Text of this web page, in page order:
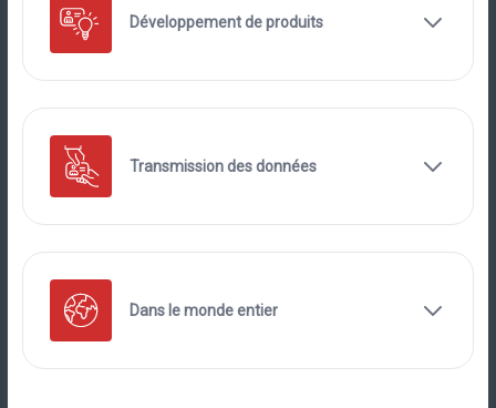
Développement de produits
Transmission des données
Dans le monde entier